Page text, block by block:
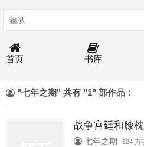
首页 书库
"七年之期" 共有 "1" 部作品：
战争宫廷和膝
七年之期 524 万